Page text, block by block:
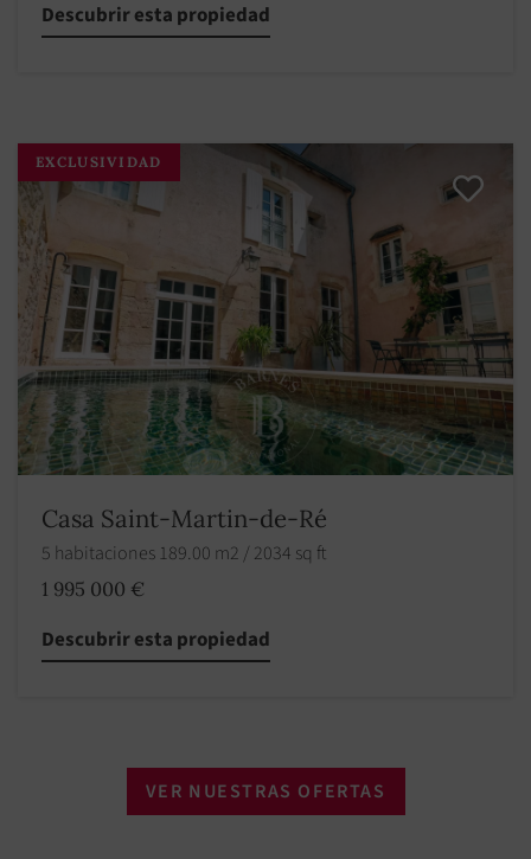
Descubrir esta propiedad
EXCLUSIVIDAD
Casa Saint-Martin-de-Ré
5 habitaciones 189.00 m2 / 2034 sq ft
1 995 000 €
Descubrir esta propiedad
VER NUESTRAS OFERTAS